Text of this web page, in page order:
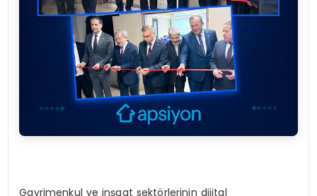
Gayrimenkul ve inşaat sektörlerinin dijital